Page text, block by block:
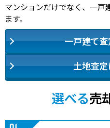
マンションだけでなく、一戸
ます。
一戸建て
土地査
選べる売